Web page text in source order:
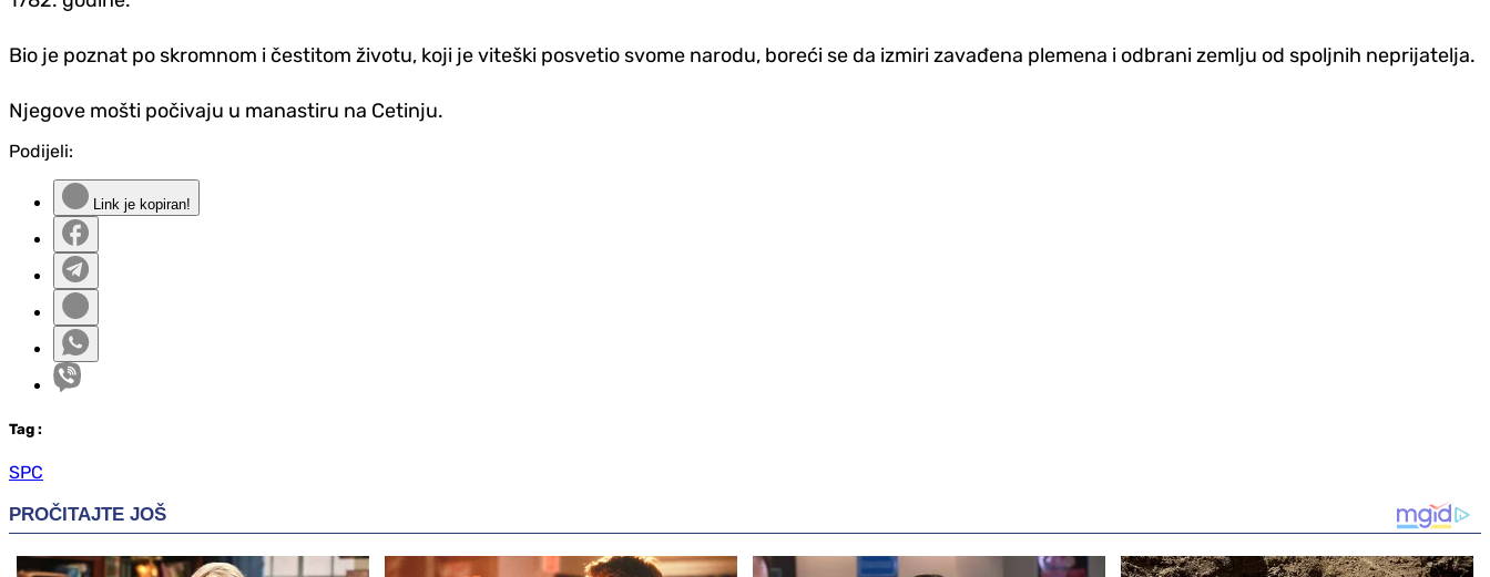
Bio je poznat po skromnom i čestitom životu, koji je viteški posvetio svome narodu, boreći se da izmiri zavađena plemena i odbrani zemlju od spoljnih neprijatelja.
Njegove mošti počivaju u manastiru na Cetinju.
Podijeli:
Link je kopiran!
Tag :
SPC